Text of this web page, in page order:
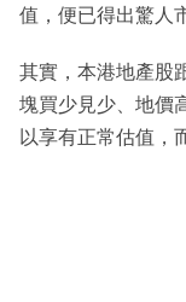
值，便已得出驚人
其實，本港地產股
塊買少見少、地價
以享有正常估值，